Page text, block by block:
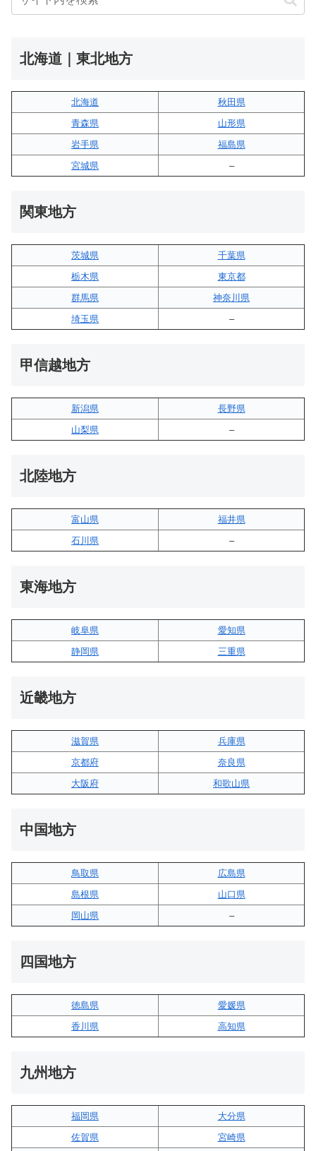
北海道｜東北地方
北海道
秋田県
青森県
山形県
岩手県
福島県
宮城県
–
関東地方
茨城県
千葉県
栃木県
東京都
群馬県
神奈川県
埼玉県
–
甲信越地方
新潟県
長野県
山梨県
–
北陸地方
富山県
福井県
石川県
–
東海地方
岐阜県
愛知県
静岡県
三重県
近畿地方
滋賀県
兵庫県
京都府
奈良県
大阪府
和歌山県
中国地方
鳥取県
広島県
島根県
山口県
岡山県
–
四国地方
徳島県
愛媛県
香川県
高知県
九州地方
福岡県
大分県
佐賀県
宮崎県